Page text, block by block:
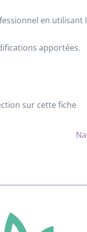
en utilisant
apportées.
sur cette fiche